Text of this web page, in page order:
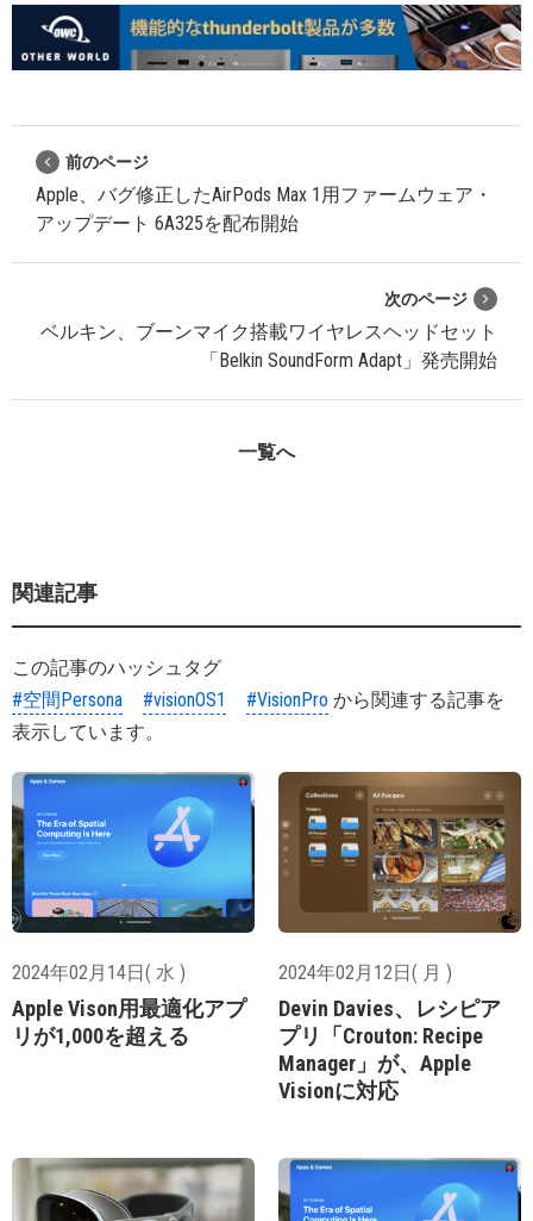
前のページ
Apple、バグ修正したAirPods Max 1用ファームウェア・
アップデート 6A325を配布開始
次のページ
ベルキン、ブーンマイク搭載ワイヤレスヘッドセット
「Belkin SoundForm Adapt」発売開始
一覧へ
関連記事
この記事のハッシュタグ
#空間Persona
#visionOS1 #VisionPro から関連する記事を
表示しています。
2024年02月14日( 水 )
Apple Vison用最適化アプ
リが1,000を超える
2024年02月12日( 月 )
Devin Davies、レシピア
プリ「Crouton: Recipe
Manager」が、Apple
Visionに対応